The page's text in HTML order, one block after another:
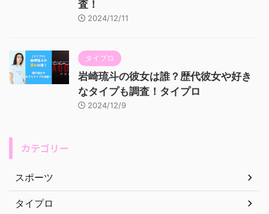
査！
2024/12/11
タイプロ
岩崎琉斗の彼女は誰？歴代彼女や好き
なタイプも調査！タイプロ
2024/12/9
カテゴリー
スポーツ
タイプロ